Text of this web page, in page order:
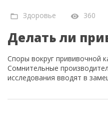
Здоровье 360
Делать ли
Споры вокруг прививочной
Сомнительные
исследования вводят в